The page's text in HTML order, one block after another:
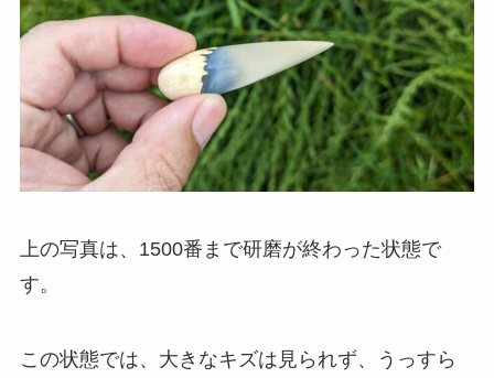
上の写真は、1500番まで研磨が終わった状態で
す。
この状態では、大きなキズは見られず、うっすら